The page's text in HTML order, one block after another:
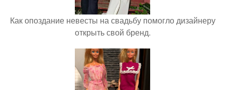
Как опоздание невесты на свадьбу помогло дизайнеру
открыть свой бренд.